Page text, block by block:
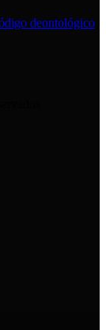
deontológico